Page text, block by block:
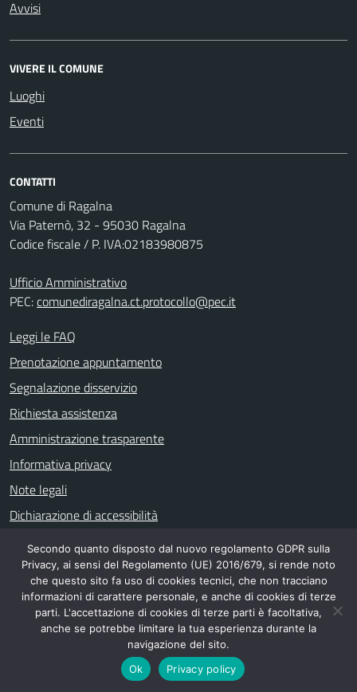
Avvisi
VIVERE IL COMUNE
Luoghi
Eventi
CONTATTI
Comune di Ragalna
Via Paternò, 32 - 95030 Ragalna
Codice fiscale / P. IVA:02183980875
Ufficio Amministrativo
PEC:comunediragalna.ct.protocollo@pec.it
Leggi le FAQ
Prenotazione appuntamento
Segnalazione disservizio
Richiesta assistenza
Amministrazione trasparente
Informativa privacy
Note legali
Dichiarazione di accessibilità
SEGUICI SU
facebook
Secondo quanto disposto dal nuovo regolamento GDPR sulla
Privacy, ai sensi del Regolamento (UE) 2016/679, si rende noto
che questo sito fa uso di cookies tecnici, che non tracciano
informazioni di carattere personale, e anche di cookies di terze
parti. L'accettazione di cookies di terze parti è facoltativa,
anche se potrebbe limitare la tua esperienza durante la
navigazione del sito.
Ok
Privacy policy